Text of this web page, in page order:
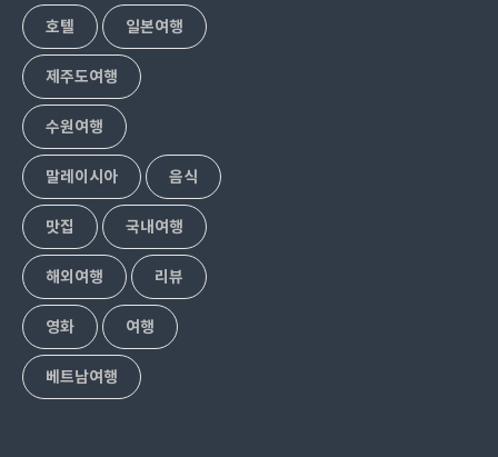
호텔 일본여행
제주도여행
수원여행
말레이시아 음식
맛집 국내여행
해외여행 리뷰
영화 여행
베트남여행